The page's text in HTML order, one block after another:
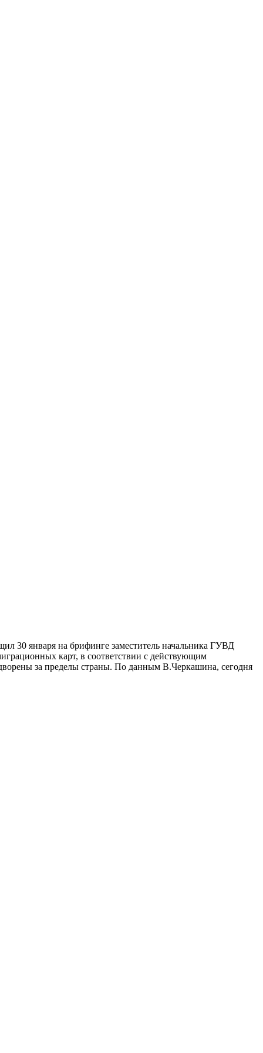
30 января на брифинге заместитель начальника ГУВД
карт, в соответствии с действующим
за пределы страны. По данным В.Черкашина, сегодня